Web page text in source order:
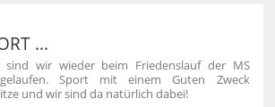
...
sind wir wieder beim Friedenslauf der MS
Sport mit einem Guten Zweck
und wir sind da natürlich dabei!